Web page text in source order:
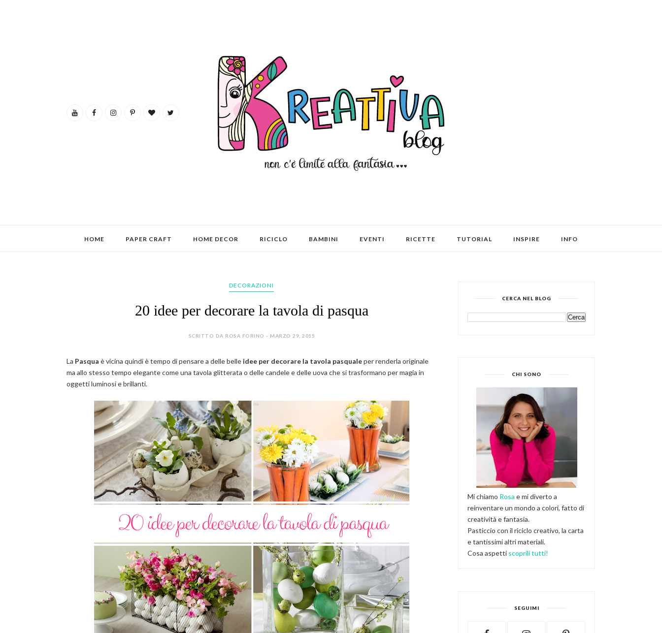
HOME PAPER CRAFT HOME DECOR RICICLO BAMBINI EVENTI RICETTE TUTORIAL INSPIRE INFO
DECORAZIONI
20 idee per decorare la tavola di pasqua
SCRITTO DA ROSA FORINO - MARZO 29, 2015
La Pasqua è vicina quindi è tempo di pensare a delle belle idee per decorare la tavola pasqualeper renderla originale
ma allo stesso tempo elegante come una tavola glitterata o delle candele e delle uova che si trasformano per magia in
oggetti luminosi e brillanti.
CERCA NEL BLOG
CHI SONO
Mi chiamo Rosa e mi diverto a
reinventare un mondo a colori, fatto di
creatività e fantasia.
Pasticcio con il riciclo creativo, la carta
e tantissimi altri materiali.
Cosa aspetti scoprili tutti!
SEGUIMI